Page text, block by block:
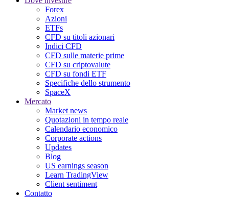
Forex
Azioni
ETFs
CFD su titoli azionari
Indici CFD
CFD sulle materie prime
CFD su criptovalute
CFD su fondi ETF
Specifiche dello strumento
SpaceX
Mercato
Market news
Quotazioni in tempo reale
Calendario economico
Corporate actions
Updates
Blog
US earnings season
Learn TradingView
Client sentiment
Contatto